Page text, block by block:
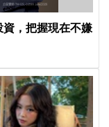
，把握現在不嫌